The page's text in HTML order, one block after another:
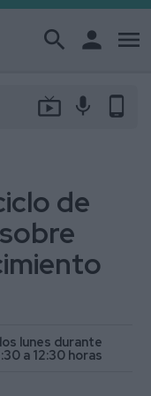
search person menu
live_tv mic phone_android
de
lunes durante
a 12:30 horas